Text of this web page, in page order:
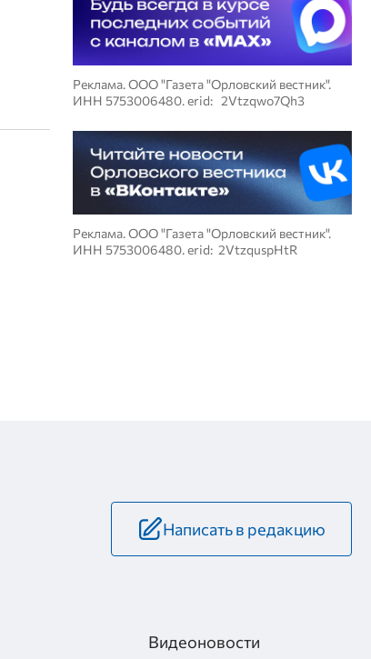
Реклама. ООО "Газета "Орловский вестник".
ИНН 5753006480. erid: 2Vtzqwo7Qh3
Реклама. ООО "Газета "Орловский вестник".
ИНН 5753006480. erid: 2VtzquspHtR
Написать в редакцию
Видеоновости